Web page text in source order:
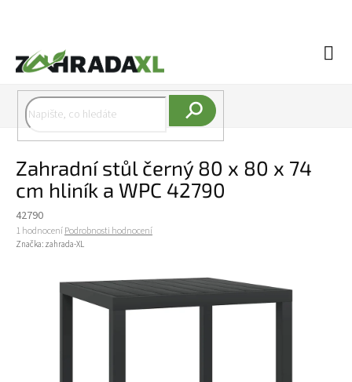
Zahradní stůl černý 80 x 80 x 74
cm hliník a WPC 42790
42790
Průměrné hodnocení produktu je 5,0 z 5 hvězdiček.
1 hodnoceníPodrobnosti hodnocení
Značka: zahrada-XL